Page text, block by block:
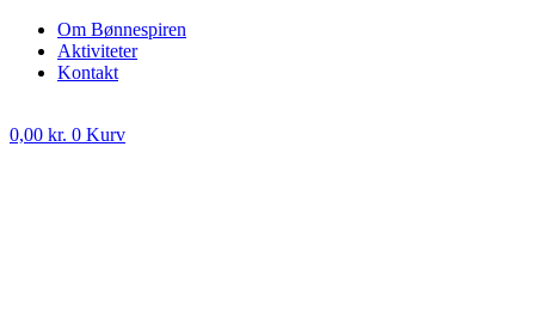
Om Bønnespiren
Aktiviteter
Kontakt
0,00 kr. 0 Kurv